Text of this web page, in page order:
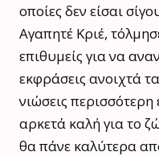
οποίες δεν είσαι
Αγαπητέ Κριέ,
επιθυμείς για να
εκφράσεις ανοιχτά
νιώσεις
αρκετά καλή για το
θα πάνε καλύτερα